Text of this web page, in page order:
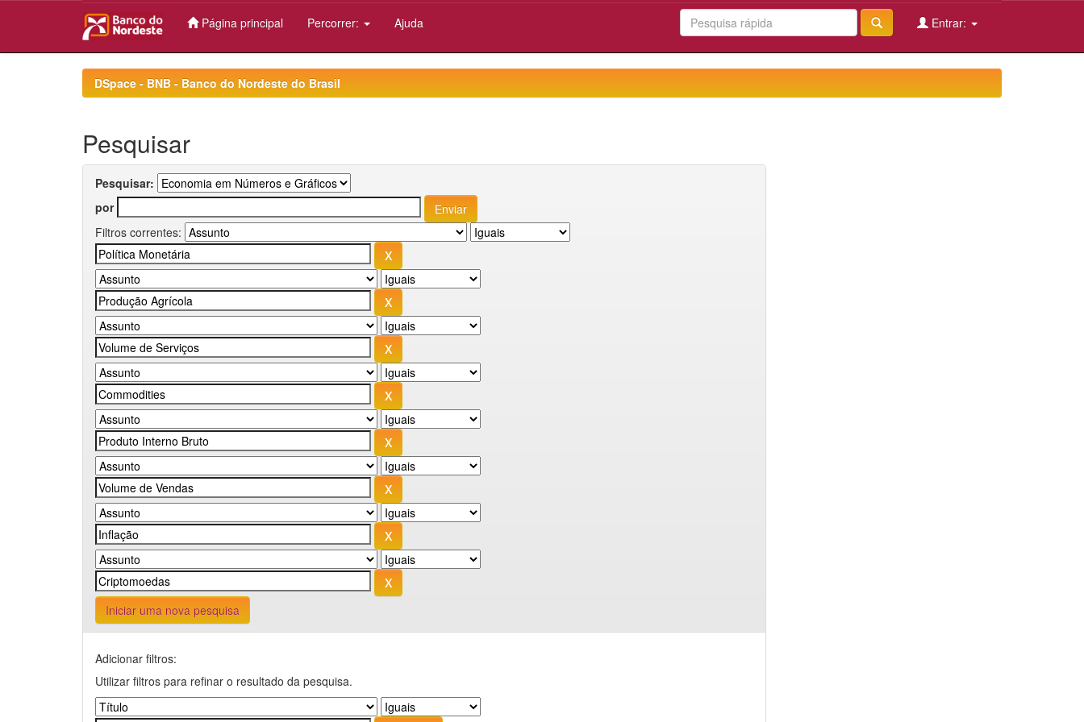
Página principal Percorrer: Ajuda Entrar:
DSpace - BNB - Banco do Nordeste do Brasil
Pesquisar
Pesquisar:
por
Filtros correntes:
Iniciar uma nova pesquisa
Adicionar filtros:
Utilizar filtros para refinar o resultado da pesquisa.